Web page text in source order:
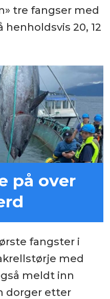
tre fangser med
20, 12
på over
fangster i
med
meldt inn
dorger etter